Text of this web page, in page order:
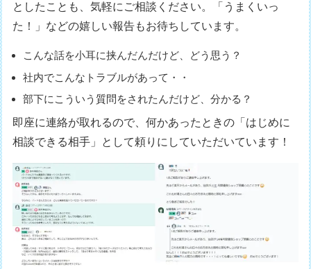
としたことも、気軽にご相談ください。「うまくいっ
た！」などの嬉しい報告もお待ちしています。
こんな話を小耳に挟んだんだけど、どう思う？
社内でこんなトラブルがあって・・
部下にこういう質問をされたんだけど、分かる？
即座に連絡が取れるので、何かあったときの「はじめに
相談できる相手」として頼りにしていただいています！